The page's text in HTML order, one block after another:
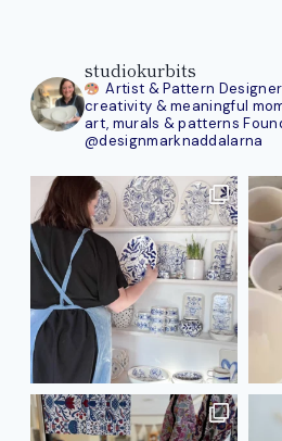
studiokurbits
Artist & Pattern Designer
creativity & meaningful
art, murals & patterns
@designmarknaddalarna